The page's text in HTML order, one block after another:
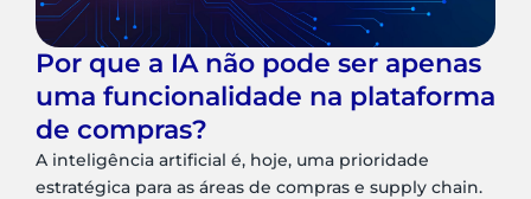
Por que a IA não pode ser apenas
uma funcionalidade na plataforma
de compras?
A inteligência artificial é, hoje, uma prioridade
estratégica para as áreas de compras e supply chain.